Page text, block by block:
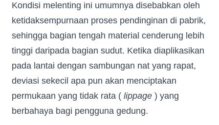
Kondisi melenting ini umumnya disebabkan oleh
ketidaksempurnaan proses pendinginan di pabrik,
sehingga bagian tengah material cenderung lebih
tinggi daripada bagian sudut. Ketika diaplikasikan
pada lantai dengan sambungan nat yang rapat,
deviasi sekecil apa pun akan menciptakan
permukaan yang tidak rata ( lippage ) yang
berbahaya bagi pengguna gedung.